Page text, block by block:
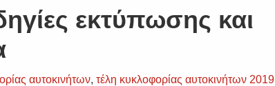
εκτύπωσης και
αυτοκινήτων,τέλη κυκλοφορίας αυτοκινήτων 2019